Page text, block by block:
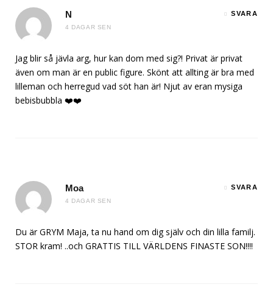
N
4 DAGAR SEN
SVARA
Jag blir så jävla arg, hur kan dom med sig?! Privat är privat
även om man är en public figure. Skönt att allting är bra med
lilleman och herregud vad söt han är! Njut av eran mysiga
bebisbubbla ❤️❤️
Moa
4 DAGAR SEN
SVARA
Du är GRYM Maja, ta nu hand om dig själv och din lilla familj.
STOR kram! ..och GRATTIS TILL VÄRLDENS FINASTE SON!!!!